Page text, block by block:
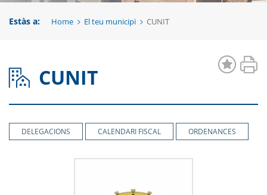
Estàs a: Home El teu municipi CUNIT
CUNIT
DELEGACIONS CALENDARI FISCAL ORDENANCES